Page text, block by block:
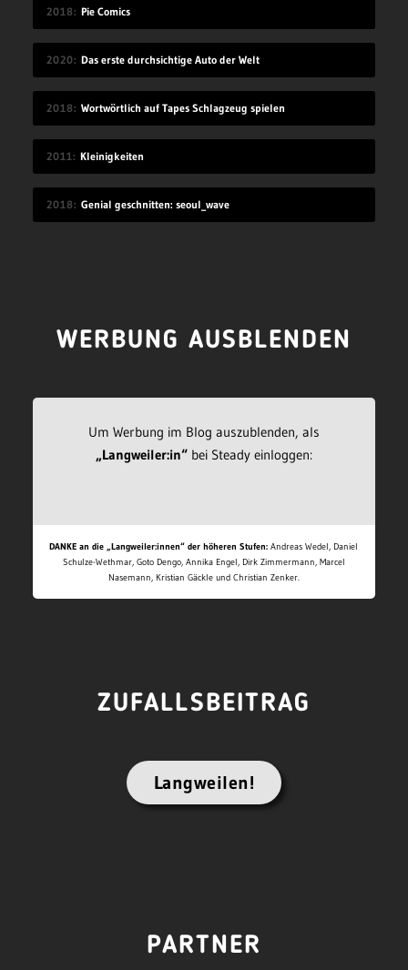
2018 Pie Comics
2020 Das erste durchsichtige Auto der Welt
2018 Wortwörtlich auf Tapes Schlagzeug spielen
2011 Kleinigkeiten
2018 Genial geschnitten: seoul_wave
WERBUNG AUSBLENDEN
Um Werbung im Blog auszublenden, als
„Langweiler:in“bei Steady einloggen:
DANKE an die „Langweiler:innen“ der höheren Stufen: Andreas Wedel, Daniel
Schulze-Wethmar, Goto Dengo, Annika Engel, Dirk Zimmermann, Marcel
Nasemann, Kristian Gäckle und Christian Zenker.
ZUFALLSBEITRAG
Langweilen!
PARTNER